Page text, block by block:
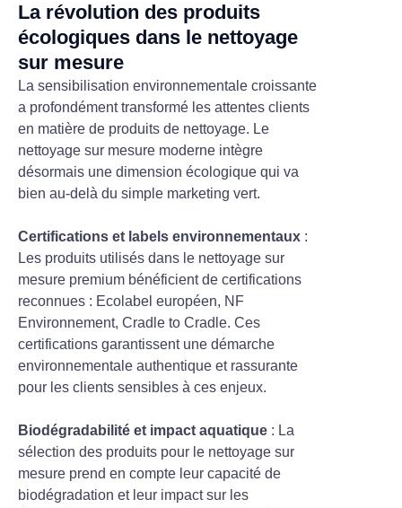
La révolution des produits
écologiques dans le nettoyage
sur mesure
La sensibilisation environnementale croissante
a profondément transformé les attentes clients
en matière de produits de nettoyage. Le
nettoyage sur mesure moderne intègre
désormais une dimension écologique qui va
bien au-delà du simple marketing vert.
Certifications et labels environnementaux :
Les produits utilisés dans le nettoyage sur
mesure premium bénéficient de certifications
reconnues : Ecolabel européen, NF
Environnement, Cradle to Cradle. Ces
certifications garantissent une démarche
environnementale authentique et rassurante
pour les clients sensibles à ces enjeux.
Biodégradabilité et impact aquatique : La
sélection des produits pour le nettoyage sur
mesure prend en compte leur capacité de
biodégradation et leur impact sur les